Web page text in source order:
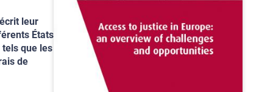
leur
États
que les
de